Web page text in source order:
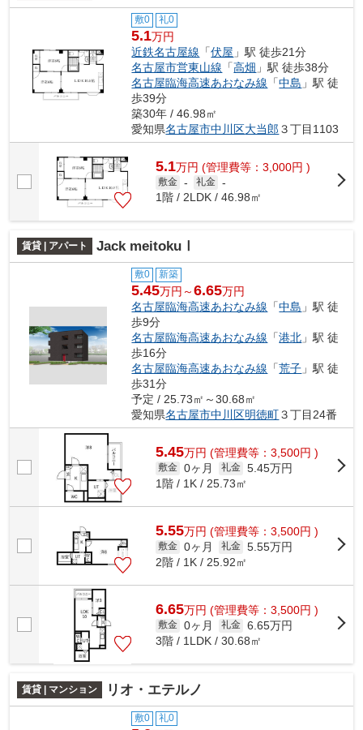
敷0 礼0
5.1万円
近鉄名古屋線 「伏屋 」駅 徒歩21分
名古屋市営東山線 「高畑 」駅 徒歩38分
名古屋臨海高速あおなみ線 「中島 」駅 徒
歩39分
築30年 / 46.98㎡
愛知県名古屋市中川区大当郎 ３丁目1103
5.1万円 (管理費等：3,000円 )
敷金 - 礼金 -
1階 / 2LDK / 46.98㎡
賃貸 | アパート Jack meitokuⅠ
敷0 新築
5.45万円～6.65万円
名古屋臨海高速あおなみ線 「中島 」駅 徒
歩9分
名古屋臨海高速あおなみ線 「港北 」駅 徒
歩16分
名古屋臨海高速あおなみ線 「荒子 」駅 徒
歩31分
予定 / 25.73㎡～30.68㎡
愛知県名古屋市中川区明徳町３丁目24番
5.45万円 (管理費等：3,500円 )
敷金 0ヶ月 礼金 5.45万円
1階 / 1K / 25.73㎡
5.55万円 (管理費等：3,500円 )
敷金 0ヶ月 礼金 5.55万円
2階 / 1K / 25.92㎡
6.65万円 (管理費等：3,500円 )
敷金 0ヶ月 礼金 6.65万円
3階 / 1LDK / 30.68㎡
賃貸 | マンション リオ・エテルノ
敷0 礼0